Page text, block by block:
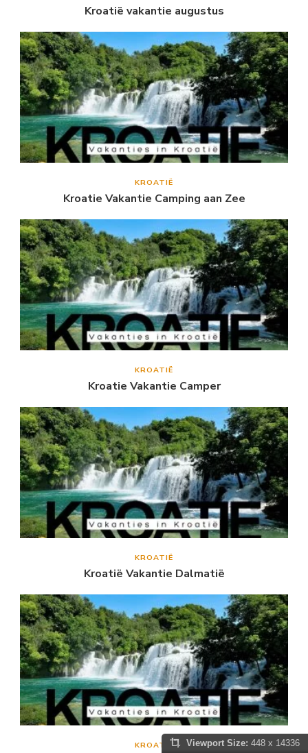
Kroatië vakantie augustus
KROATIË
Kroatie Vakantie Camping aan Zee
KROATIË
Kroatie Vakantie Camper
KROATIË
Kroatië Vakantie Dalmatië
KROATIË Viewport Size: 448 x 14336